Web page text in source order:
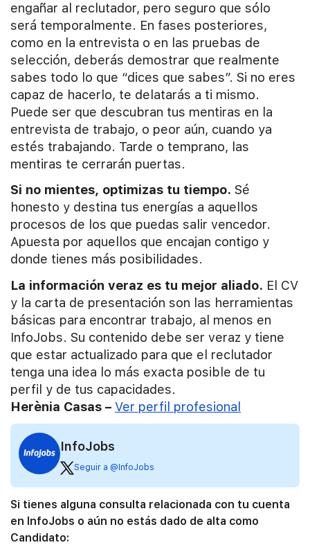
engañar al reclutador, pero seguro que sólo
será temporalmente. En fases posteriores,
como en la entrevista o en las pruebas de
selección, deberás demostrar que realmente
sabes todo lo que “dices que sabes”. Si no eres
capaz de hacerlo, te delatarás a ti mismo.
Puede ser que descubran tus mentiras en la
entrevista de trabajo, o peor aún, cuando ya
estés trabajando. Tarde o temprano, las
mentiras te cerrarán puertas.
Si no mientes, optimizas tu tiempo. Sé
honesto y destina tus energías a aquellos
procesos de los que puedas salir vencedor.
Apuesta por aquellos que encajan contigo y
donde tienes más posibilidades.
La información veraz es tu mejor aliado. El CV
y la carta de presentación son las herramientas
básicas para encontrar trabajo, al menos en
InfoJobs. Su contenido debe ser veraz y tiene
que estar actualizado para que el reclutador
tenga una idea lo más exacta posible de tu
perfil y de tus capacidades.
Herènia Casas – Ver perfil profesional
InfoJobs
Seguir a @InfoJobs
Si tienes alguna consulta relacionada con tu cuenta
en InfoJobs o aún no estás dado de alta como
Candidato: